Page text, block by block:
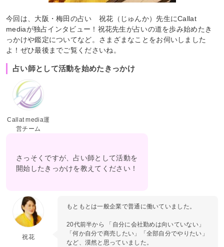
今回は、大阪・梅田の占い 祝花（じゅんか）先生にCallat
mediaが独占インタビュー！祝花先生が占いの道を歩み始めたき
っかけや鑑定についてなど。さまざまなことをお伺いしました
よ！ぜひ最後までご覧くださいね。
占い師として活動を始めたきっかけ
Callat media運
営チーム
さっそくですが、占い師として活動を
開始したきっかけを教えてください！
祝花
もともとは一般企業で普通に働いていました。
20代前半から 「自分に会社勤めは向いていない」
「何か自分で商売したい」「全部自分でやりたい」
など、漠然と思っていました。